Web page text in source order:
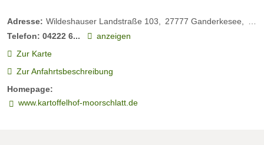
Adresse: Wildeshauser Landstraße 103 27777 Ganderkesee
Telefon: 04222 6...
anzeigen
Zur Karte
Zur Anfahrtsbeschreibung
Homepage:
www.kartoffelhof-moorschlatt.de